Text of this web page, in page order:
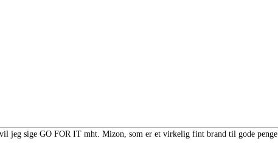
jeg sige GO FOR IT mht. Mizon, som er et virkelig fint brand til gode penge.